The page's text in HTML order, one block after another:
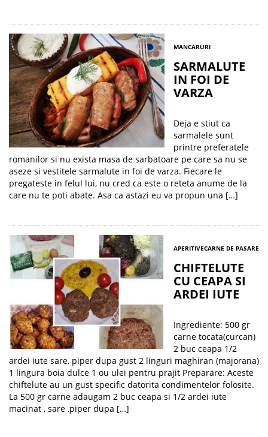
MANCARURI
SARMALUTE
IN FOI DE
VARZA
Deja e stiut ca
sarmalele sunt
printre preferatele
romanilor si nu exista masa de sarbatoare pe care sa nu se
aseze si vestitele sarmalute in foi de varza. Fiecare le
pregateste in felul lui, nu cred ca este o reteta anume de la
care nu te poti abate. Asa ca astazi eu va propun una […]
APERITIVECARNE DE PASARE
CHIFTELUTE
CU CEAPA SI
ARDEI IUTE
Ingrediente: 500 gr
carne tocata(curcan)
2 buc ceapa 1/2
ardei iute sare, piper dupa gust 2 linguri maghiran (majorana)
1 lingura boia dulce 1 ou ulei pentru prajit Preparare: Aceste
chiftelute au un gust specific datorita condimentelor folosite.
La 500 gr carne adaugam 2 buc ceapa si 1/2 ardei iute
macinat , sare ,piper dupa […]